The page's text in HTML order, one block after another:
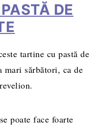
DE
tartine cu pastă de
mari sărbători, ca de
poate face foarte